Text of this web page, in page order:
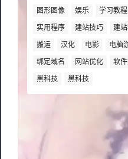
图形图像
娱乐 学习教程
实用程序
建站技巧 建
搬运
汉化 电影 电脑
绑定域名
网站优化 软
黑科技
黑科技